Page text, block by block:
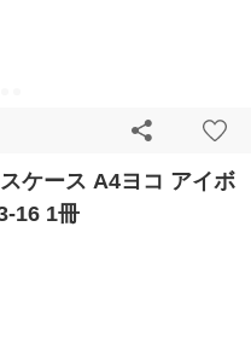
ケース A4ヨコ アイボ
16 1冊